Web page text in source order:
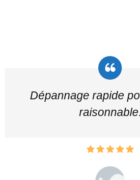
Dépannage rapide
raisonnable.